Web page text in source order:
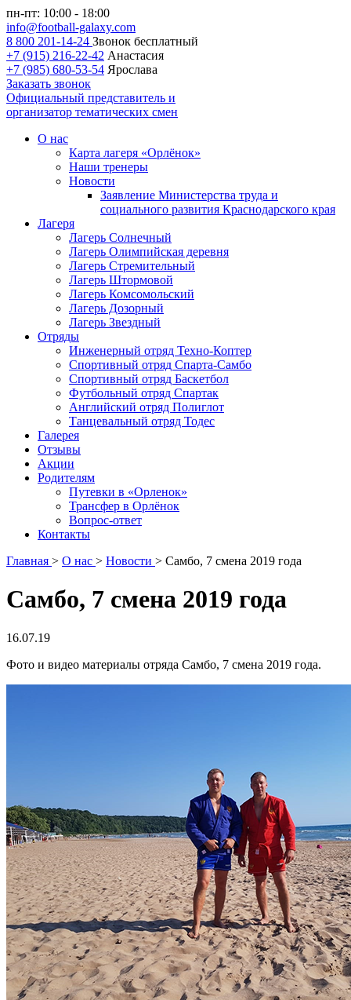
пн-пт: 10:00 - 18:00
info@football-galaxy.com
8 800 201-14-24 Звонок бесплатный
+7 (915) 216-22-42 Анастасия
+7 (985) 680-53-54 Ярослава
Заказать звонок
Официальный представитель и
организатор тематических смен
О нас
Карта лагеря «Орлёнок»
Наши тренеры
Новости
Заявление Министерства труда и
социального развития Краснодарского края
Лагеря
Лагерь Солнечный
Лагерь Олимпийская деревня
Лагерь Стремительный
Лагерь Штормовой
Лагерь Комсомольский
Лагерь Дозорный
Лагерь Звездный
Отряды
Инженерный отряд Техно-Коптер
Спортивный отряд Спарта-Самбо
Спортивный отряд Баскетбол
Футбольный отряд Спартак
Английский отряд Полиглот
Танцевальный отряд Тодес
Галерея
Отзывы
Акции
Родителям
Путевки в «Орленок»
Трансфер в Орлёнок
Вопрос-ответ
Контакты
Главная > О нас > Новости > Самбо, 7 смена 2019 года
Самбо, 7 смена 2019 года
16.07.19
Фото и видео материалы отряда Самбо, 7 смена 2019 года.